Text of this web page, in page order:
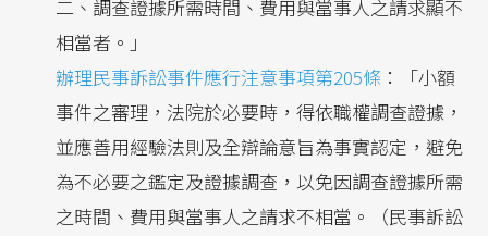
二、調查證據所需時間、費用與當事人之請求顯不
相當者。」
辦理民事訴訟事件應行注意事項第205條 ：「小額
事件之審理，法院於必要時，得依職權調查證據，
並應善用經驗法則及全辯論意旨為事實認定，避免
為不必要之鑑定及證據調查，以免因調查證據所需
之時間、費用與當事人之請求不相當。（民事訴訟